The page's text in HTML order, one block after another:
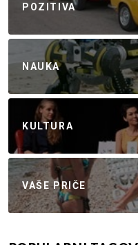
POZITIVA
NAUKA
KULTURA
VAŠE PRIČE